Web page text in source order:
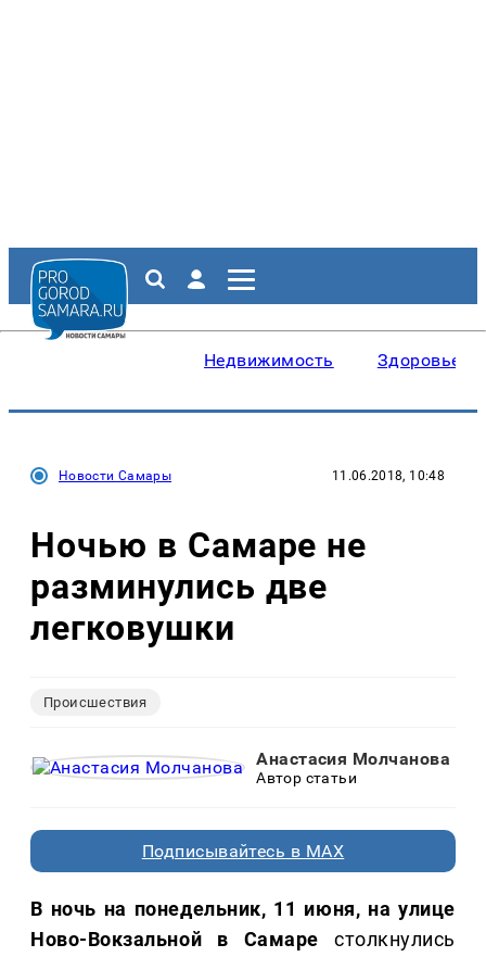
Недвижимость Здоровье
Новости Самары 11.06.2018, 10:48
Ночью в Самаре не
разминулись две
легковушки
Происшествия
Анастасия Молчанова
Автор статьи
Подписывайтесь в MAX
В ночь на понедельник, 11 июня, на улице
Ново-Вокзальной в Самаре столкнулись